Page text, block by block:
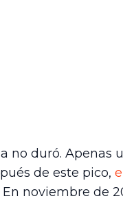
no duró. Apenas
de este pico,
En noviembre de